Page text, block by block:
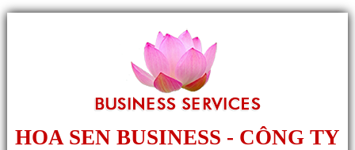
HOA SEN BUSINESS - CÔNG TY